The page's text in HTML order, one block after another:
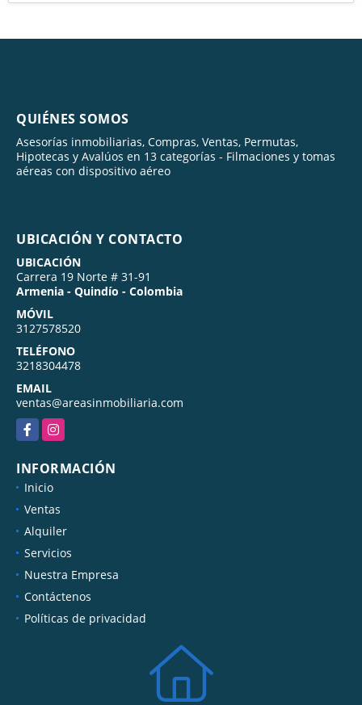
QUIÉNES SOMOS
Asesorías inmobiliarias, Compras, Ventas, Permutas,
Hipotecas y Avalúos en 13 categorías - Filmaciones y tomas
aéreas con dispositivo aéreo
UBICACIÓN Y CONTACTO
UBICACIÓN
Carrera 19 Norte # 31-91
Armenia - Quindío - Colombia
MÓVIL
3127578520
TELÉFONO
3218304478
EMAIL
ventas@areasinmobiliaria.com
FacebookInstagram
INFORMACIÓN
Inicio
Ventas
Alquiler
Servicios
Nuestra Empresa
Contáctenos
Políticas de privacidad